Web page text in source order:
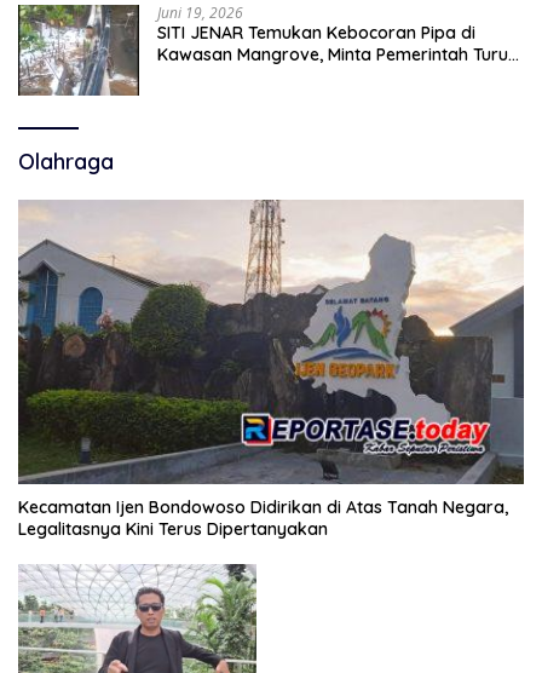
Juni 19, 2026
SITI JENAR Temukan Kebocoran Pipa di
Kawasan Mangrove, Minta Pemerintah Turun
Olahraga
Kecamatan Ijen Bondowoso Didirikan di Atas Tanah Negara,
Legalitasnya Kini Terus Dipertanyakan